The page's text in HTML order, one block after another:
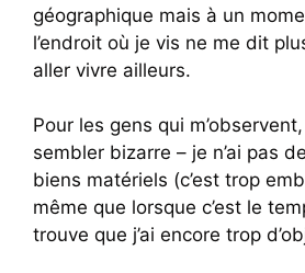
géographique mais à un
l’endroit où je vis ne me dit
aller vivre ailleurs.
Pour les gens qui
sembler bizarre – je n’ai pas
biens matériels (c’est trop
même que lorsque c’est le
trouve que j’ai encore trop